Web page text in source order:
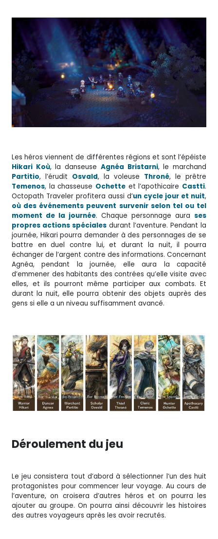
Les héros viennent de différentes régions et sont l’épéiste
Hikari Koù, la danseuse Agnéa Bristarni, le marchand
Partitio, l’érudit Osvald, la voleuse Throné, le prêtre
Temenos, la chasseuse Ochette et l’apothicaire Castti.
Octopath Traveler profitera aussi d’un cycle jour et nuit,
où des événements peuvent survenir selon tel ou tel
moment de la journée. Chaque personnage aura ses
propres actions spéciales durant l’aventure. Pendant la
journée, Hikari pourra demander à des personnages de se
battre en duel contre lui, et durant la nuit, il pourra
échanger de l’argent contre des informations. Concernant
Agnéa, pendant la journée, elle aura la capacité
d’emmener des habitants des contrées qu’elle visite avec
elles, et ils pourront même participer aux combats. Et
durant la nuit, elle pourra obtenir des objets auprès des
gens si elle a un niveau suffisamment avancé.
Déroulement du jeu
Le jeu consistera tout d’abord à sélectionner l’un des huit
protagonistes pour commencer leur voyage. Au cours de
l’aventure, on croisera d’autres héros et on pourra les
ajouter au groupe. On pourra ainsi découvrir les histoires
des autres voyageurs après les avoir recrutés.